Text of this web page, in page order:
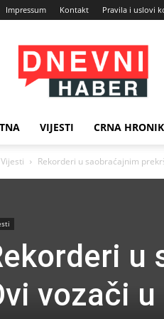
Impressum Kontakt Pravila i uslovi
Dnevni
Haber
VIJESTI CRNA
Vijesti Rekorderi u saobraćajnim
u
vozači u